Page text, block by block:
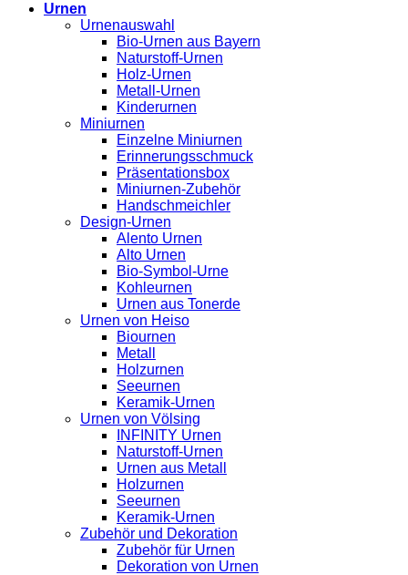
Urnen
Urnenauswahl
Bio-Urnen aus Bayern
Naturstoff-Urnen
Holz-Urnen
Metall-Urnen
Kinderurnen
Miniurnen
Einzelne Miniurnen
Erinnerungsschmuck
Präsentationsbox
Miniurnen-Zubehör
Handschmeichler
Design-Urnen
Alento Urnen
Alto Urnen
Bio-Symbol-Urne
Kohleurnen
Urnen aus Tonerde
Urnen von Heiso
Biournen
Metall
Holzurnen
Seeurnen
Keramik-Urnen
Urnen von Völsing
INFINITY Urnen
Naturstoff-Urnen
Urnen aus Metall
Holzurnen
Seeurnen
Keramik-Urnen
Zubehör und Dekoration
Zubehör für Urnen
Dekoration von Urnen